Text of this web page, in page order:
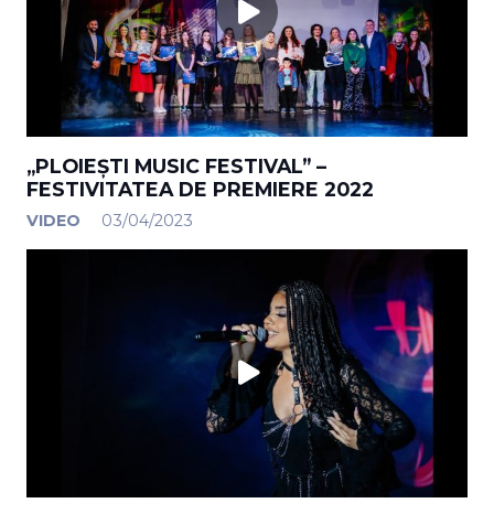
„PLOIEȘTI MUSIC FESTIVAL” –
FESTIVITATEA DE PREMIERE 2022
VIDEO 03/04/2023